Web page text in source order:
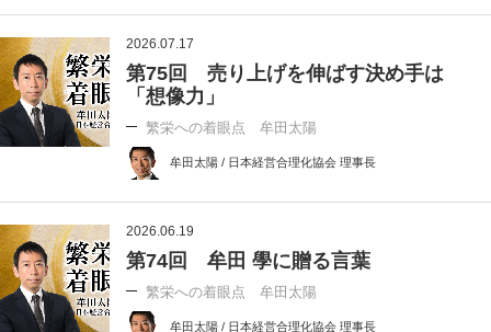
2026.07.17
第75回 売り上げを伸ばす決め手は
「想像力」
繁栄への着眼点 牟田太陽
牟田太陽 / 日本経営合理化協会 理事長
2026.06.19
第74回 牟田 學に贈る言葉
繁栄への着眼点 牟田太陽
牟田太陽 / 日本経営合理化協会 理事長